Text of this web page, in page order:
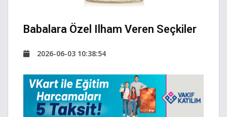
Babalara Özel Ilham Veren Seçkiler
2026-06-03 10:38:54